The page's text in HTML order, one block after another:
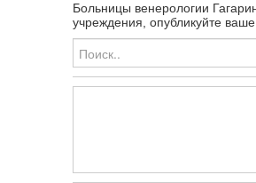
Больницы венерологии
учреждения, опубликуйте